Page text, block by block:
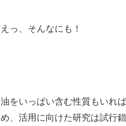
えっ、そんなにも！
油をいっぱい含む性質もいれ
め、活用に向けた研究は試行